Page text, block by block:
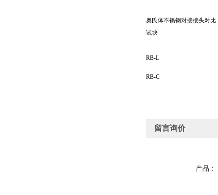
奥氏体不锈钢对接接头对比
试块
RB-L
RB-C
留言询价
产品：